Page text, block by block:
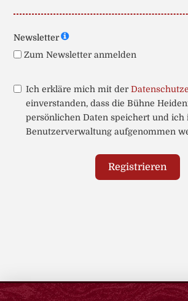
Newsletter
Zum Newsletter anmelden
Ich erkläre mich mit der
einverstanden, dass die Bühne
persönlichen Daten speichert und ich
Benutzerverwaltung aufgenommen
Registrieren